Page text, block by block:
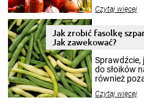
krajobrazów,
pełni
miesięcy.
patenty,
przetworów.
Czytaj więcej
Jak zrobić fasolkę
Jak zawekować?
Sprawdźcie,
do słoików
również
nasze
Czytaj więcej